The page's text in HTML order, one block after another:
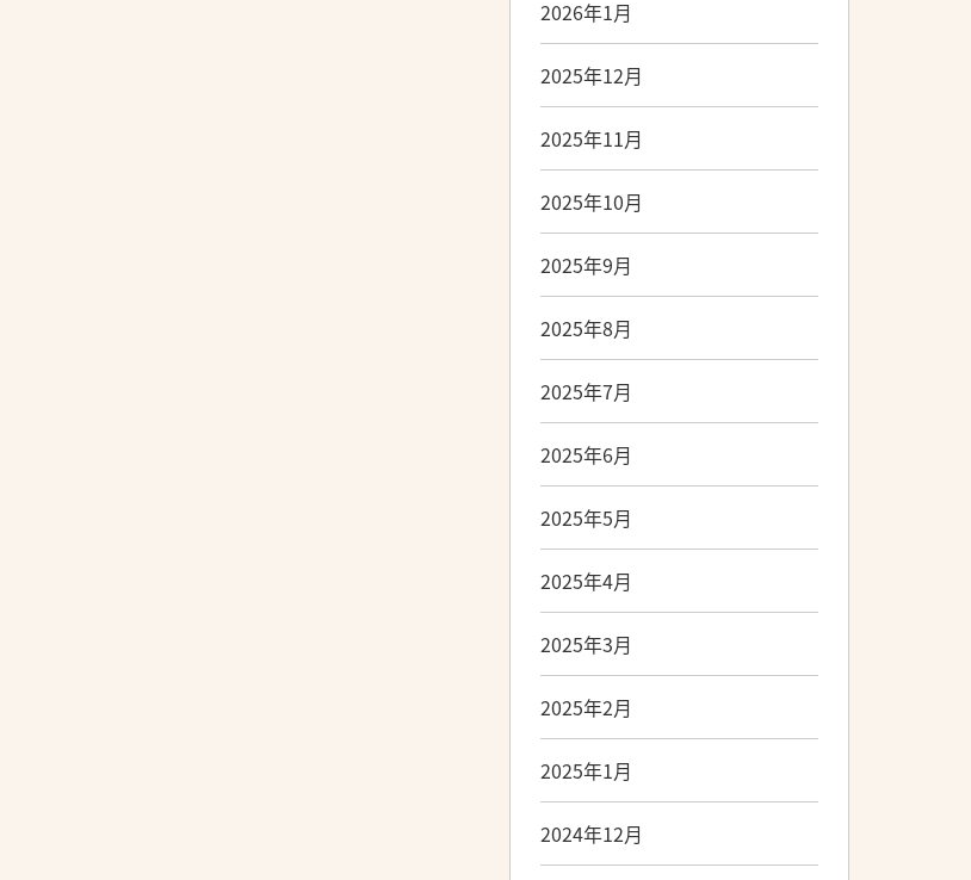
2026年1月
2025年12月
2025年11月
2025年10月
2025年9月
2025年8月
2025年7月
2025年6月
2025年5月
2025年4月
2025年3月
2025年2月
2025年1月
2024年12月